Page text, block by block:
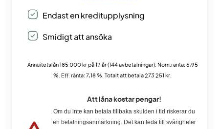
Endast en kreditupplysning
Smidigt att ansöka
Annuitetslån 185 000 kr på 12 år (144 avbetalningar). Nom.ränta: 6,95
%. Eff. ränta: 7,18 %. Totalt att betala 273 251 kr.
Att låna kostar pengar!
Om du inte kan betala tillbaka skulden i tid riskerar du
en betalningsanmärkning. Det kan leda till svårigheter